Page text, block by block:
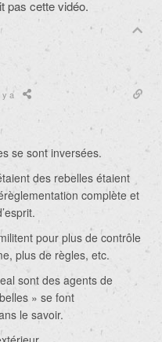
pas cette vidéo.
y a
se sont inversées.
des rebelles étaient
complète et
pour plus de contrôle
plus de règles, etc.
sont des agents de
» se font
le savoir.